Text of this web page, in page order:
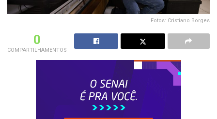
Fotos: Cristiano Borges
0
COMPARTILHAMENTOS